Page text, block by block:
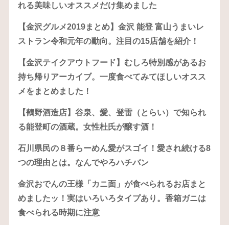
れる美味しいオススメだけ集めました
【金沢グルメ2019まとめ】金沢 能登 富山うまいレ
ストラン令和元年の動向。注目の15店舗を紹介！
【金沢テイクアウトフード】むしろ特別感があるお
持ち帰りアーカイブ。一度食べてみてほしいオスス
メをまとめました！
【鶴野酒造店】谷泉、愛、登雷（とらい）で知られ
る能登町の酒蔵。女性杜氏が醸す酒！
石川県民の８番らーめん愛がスゴイ！愛され続ける8
つの理由とは。なんでやろハチバン
金沢おでんの王様「カニ面」が食べられるお店まと
めましたッ！実はいろいろタイプあり。香箱ガニは
食べられる時期に注意